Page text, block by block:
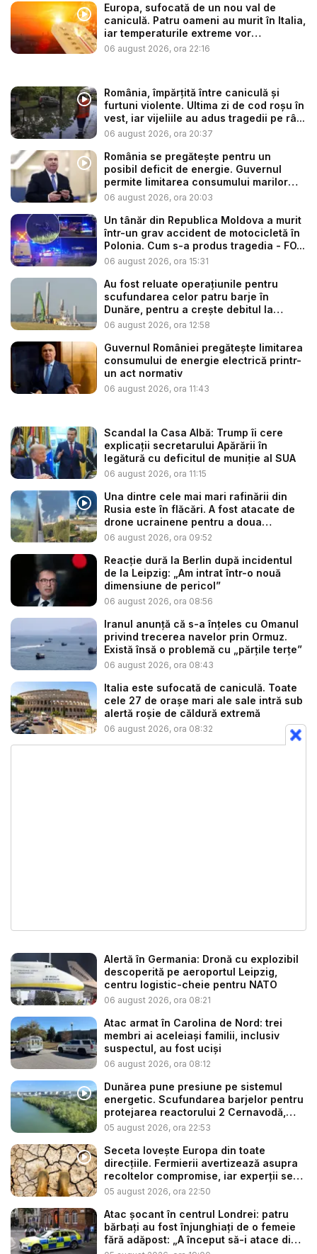
Europa, sufocată de un nou val de
caniculă. Patru oameni au murit în Italia,
iar temperaturile extreme vor
continua...
06 august 2026, ora 22:16
România, împărțită între caniculă și
furtuni violente. Ultima zi de cod roșu în
vest, iar vijeliile au adus tragedii pe râ...
06 august 2026, ora 20:37
România se pregătește pentru un
posibil deficit de energie. Guvernul
permite limitarea consumului marilor
co...
06 august 2026, ora 20:03
Un tânăr din Republica Moldova a murit
într-un grav accident de motocicletă în
Polonia. Cum s-a produs tragedia - FO...
06 august 2026, ora 15:31
Au fost reluate operațiunile pentru
scufundarea celor patru barje în
Dunăre, pentru a crește debitul la
cent...
06 august 2026, ora 12:58
Guvernul României pregătește limitarea
consumului de energie electrică printr-
un act normativ
06 august 2026, ora 11:43
Scandal la Casa Albă: Trump îi cere
explicații secretarului Apărării în
legătură cu deficitul de muniție al SUA
06 august 2026, ora 11:15
Una dintre cele mai mari rafinării din
Rusia este în flăcări. A fost atacate de
drone ucrainene pentru a doua
noapte...
06 august 2026, ora 09:52
Reacție dură la Berlin după incidentul
de la Leipzig: „Am intrat într-o nouă
dimensiune de pericol”
06 august 2026, ora 08:56
Iranul anunță că s-a înțeles cu Omanul
privind trecerea navelor prin Ormuz.
Există însă o problemă cu „părțile terțe”
06 august 2026, ora 08:43
Italia este sufocată de caniculă. Toate
cele 27 de oraşe mari ale sale intră sub
alertă roșie de căldură extremă
06 august 2026, ora 08:32
Alertă în Germania: Dronă cu explozibil
descoperită pe aeroportul Leipzig,
centru logistic-cheie pentru NATO
06 august 2026, ora 08:21
Atac armat în Carolina de Nord: trei
membri ai aceleiași familii, inclusiv
suspectul, au fost uciși
06 august 2026, ora 08:12
Dunărea pune presiune pe sistemul
energetic. Scufundarea barjelor pentru
protejarea reactorului 2 Cernavodă,
am...
05 august 2026, ora 22:53
Seceta lovește Europa din toate
direcțiile. Fermierii avertizează asupra
recoltelor compromise, iar experții se
t...
05 august 2026, ora 22:50
Atac șocant în centrul Londrei: patru
bărbați au fost înjunghiați de o femeie
fără adăpost: „A început să-i atace din